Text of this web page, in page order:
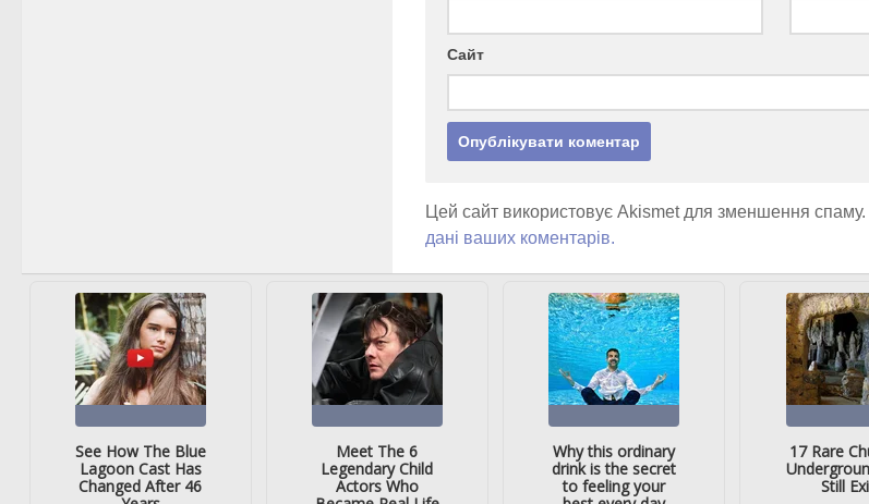
Сайт
Цей сайт використовує Akismet для зменшення спаму.
дані ваших коментарів.